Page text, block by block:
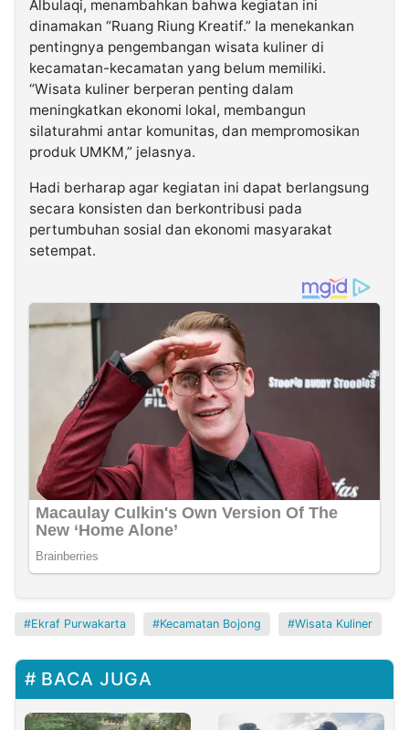
Albulaqi, menambahkan bahwa kegiatan ini
dinamakan “Ruang Riung Kreatif.” Ia menekankan
pentingnya pengembangan wisata kuliner di
kecamatan-kecamatan yang belum memiliki.
“Wisata kuliner berperan penting dalam
meningkatkan ekonomi lokal, membangun
silaturahmi antar komunitas, dan mempromosikan
produk UMKM,” jelasnya.
Hadi berharap agar kegiatan ini dapat berlangsung
secara konsisten dan berkontribusi pada
pertumbuhan sosial dan ekonomi masyarakat
setempat.
Ekraf Purwakarta Kecamatan Bojong Wisata Kuliner
BACA JUGA